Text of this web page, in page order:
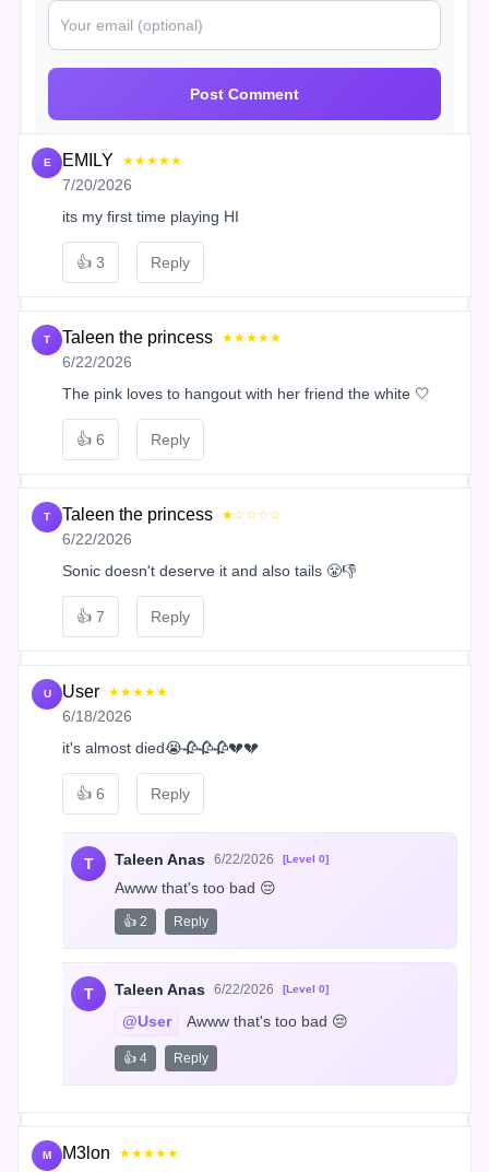
Post Comment
E EMILY ★★★★★
7/20/2026
its my first time playing HI
👍 3 Reply
T Taleen the princess ★★★★★
6/22/2026
The pink loves to hangout with her friend the white 🤍
👍 6 Reply
T Taleen the princess ★☆☆☆☆
6/22/2026
Sonic doesn't deserve it and also tails 😤👎
👍 7 Reply
U User ★★★★★
6/18/2026
it's almost died😭🥀🥀🥀💔💔
👍 6 Reply
T Taleen Anas 6/22/2026 [Level 0]
Awww that's too bad 😔
👍 2 Reply
T Taleen Anas 6/22/2026 [Level 0]
@User Awww that's too bad 😔
👍 4 Reply
M M3lon ★★★★★